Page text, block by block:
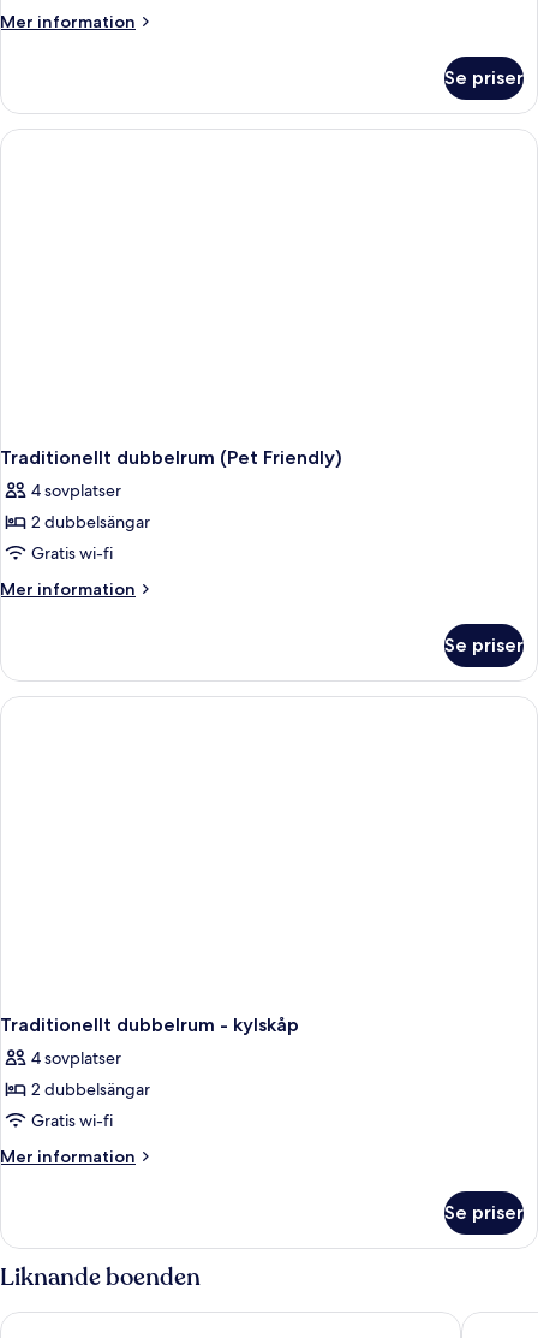
Beds)
Mer information
Mer
rum
(2
King
Se priser
Traditionellt dubbelrum (Pet Friendly)
4 sovplatser
2 dubbelsängar
Gratis wi-fi
Mer information
Mer
dubbelrum
(Pet
Friendly)
Se priser
Traditionellt dubbelrum - kylskåp
4 sovplatser
2 dubbelsängar
Gratis wi-fi
Mer information
Mer
dubbelrum
-
kylskåp
Se priser
Liknande boenden
Crowne Plaza Toronto North York by IHG Best